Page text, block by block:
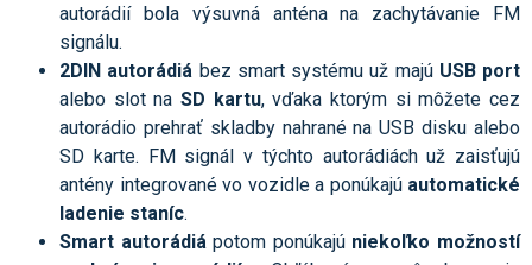
autorádií bola výsuvná anténa na zachytávanie FM
signálu.
2DIN autorádiá bez smart systému už majú USB port
alebo slot na SD kartu, vďaka ktorým si môžete cez
autorádio prehrať skladby nahrané na USB disku alebo
SD karte. FM signál v týchto autorádiách už zaisťujú
antény integrované vo vozidle a ponúkajú automatické
ladenie staníc.
Smart autorádiá potom ponúkajú niekoľko možností